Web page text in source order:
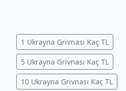
1 Ukrayna Grivnası Kaç TL
5 Ukrayna Grivnası Kaç TL
10 Ukrayna Grivnası Kaç TL